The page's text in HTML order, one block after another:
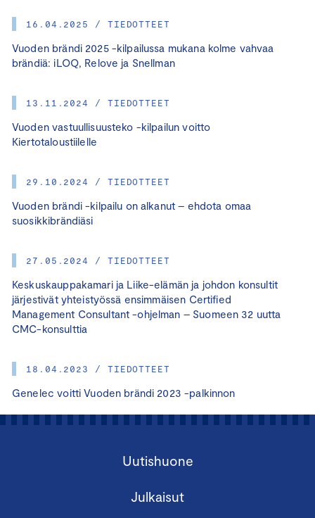
16.04.2025 / TIEDOTTEET
Vuoden brändi 2025 -kilpailussa mukana kolme vahvaa
brändiä: iLOQ, Relove ja Snellman
13.11.2024 / TIEDOTTEET
Vuoden vastuullisuusteko -kilpailun voitto
Kiertotaloustiilelle
29.10.2024 / TIEDOTTEET
Vuoden brändi -kilpailu on alkanut – ehdota omaa
suosikkibrändiäsi
27.05.2024 / TIEDOTTEET
Keskuskauppakamari ja Liike-elämän ja johdon konsultit
järjestivät yhteistyössä ensimmäisen Certified
Management Consultant -ohjelman – Suomeen 32 uutta
CMC-konsulttia
18.04.2023 / TIEDOTTEET
Genelec voitti Vuoden brändi 2023 -palkinnon
Uutishuone
Julkaisut